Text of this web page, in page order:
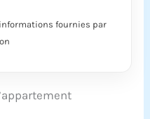
fournies par